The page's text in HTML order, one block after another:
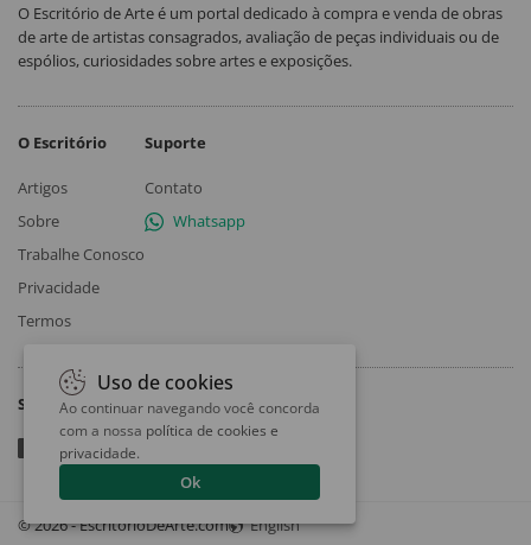
O Escritório de Arte é um portal dedicado à compra e venda de obras
de arte de artistas consagrados, avaliação de peças individuais ou de
espólios, curiosidades sobre artes e exposições.
O Escritório
Artigos
Sobre
Trabalhe Conosco
Privacidade
Termos
Suporte
Contato
Whatsapp
Siga
© 2026 - EscritorioDeArte.com English
Uso de cookies
Ao continuar navegando você concorda
com a nossa política de cookies e
privacidade.
Ok